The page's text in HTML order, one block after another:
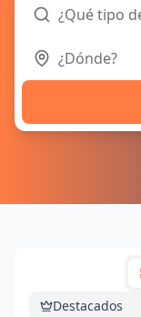
Destacados